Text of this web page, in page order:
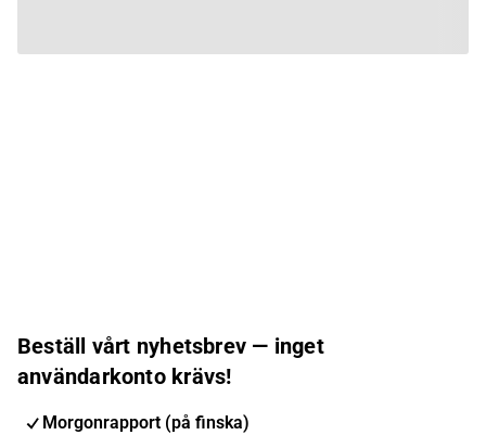
Beställ vårt nyhetsbrev — inget
användarkonto krävs!
Morgonrapport (på finska)